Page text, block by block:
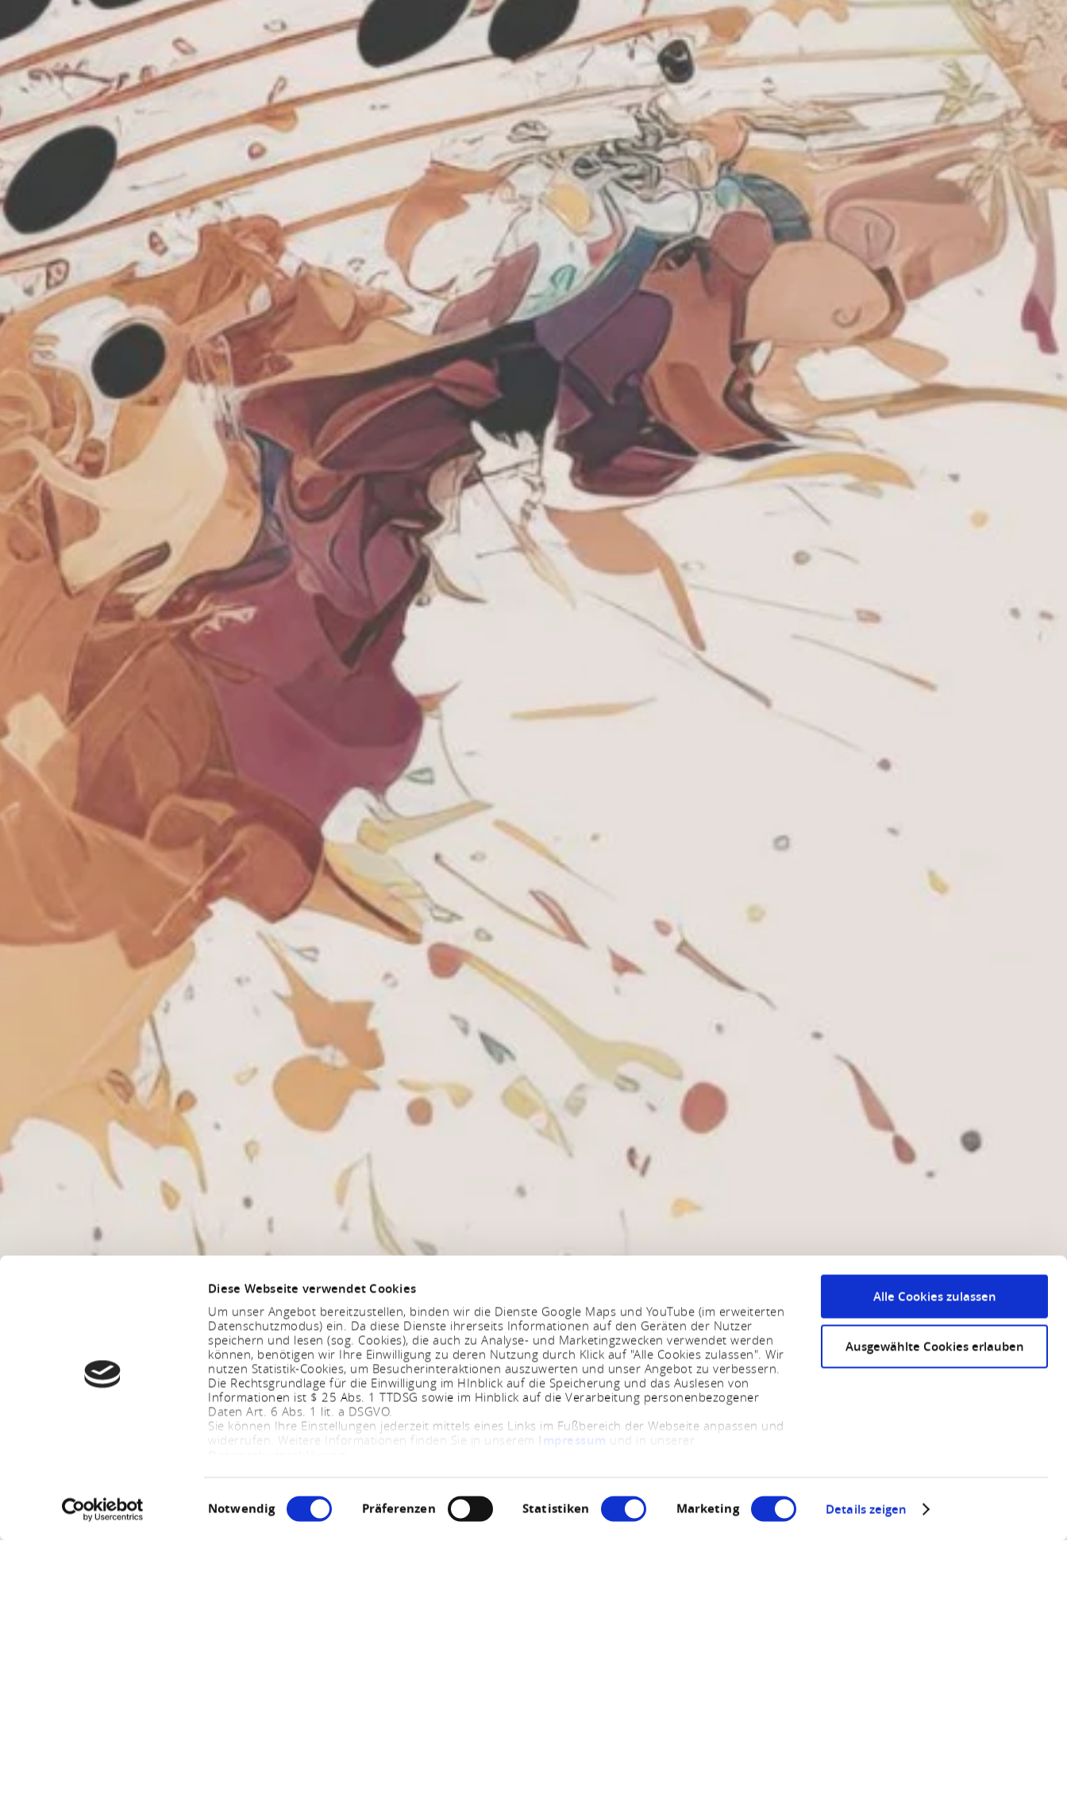
Diese Webseite verwendet Cookies
Um unser Angebot bereitzustellen, binden wir die Dienste Google Maps und YouTube (im erweiterten
Datenschutzmodus) ein. Da diese Dienste ihrerseits Informationen auf den Geräten der Nutzer
speichern und lesen (sog. Cookies), die auch zu Analyse- und Marketingzwecken verwendet werden
können, benötigen wir Ihre Einwilligung zu deren Nutzung durch Klick auf "Alle Cookies zulassen". Wir
nutzen Statistik-Cookies, um Besucherinteraktionen auszuwerten und unser Angebot zu verbessern.
Die Rechtsgrundlage für die Einwilligung im HInblick auf die Speicherung und das Auslesen von
Informationen ist $ 25 Abs. 1 TTDSG sowie im Hinblick auf die Verarbeitung personenbezogener
Daten Art. 6 Abs. 1 lit. a DSGVO.
Sie können Ihre Einstellungen jederzeit mittels eines Links im Fußbereich der Webseite anpassen und
widerrufen. Weitere Informationen finden Sie in unserem Impressum und in unserer
Einwilligungsauswahl
Notwendig Präferenzen Statistiken Marketing Details zeigen
Alle Cookies zulassen
Ausgewählte Cookies erlauben